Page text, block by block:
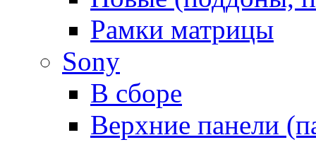
Рамки матрицы
Sony
В сборе
Верхние панели